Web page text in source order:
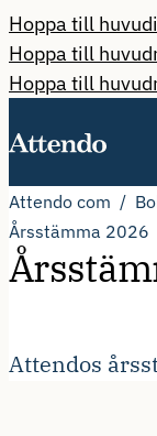
Hoppa till
Hoppa till
Hoppa till
Attendo com
Årsstämma 2026
Attendos